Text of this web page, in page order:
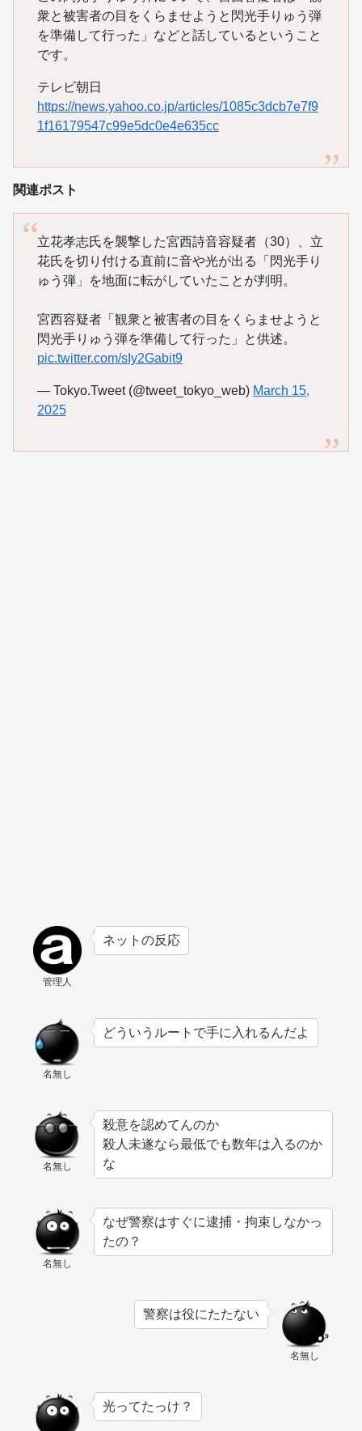
衆と被害者の目をくらませようと閃光手りゅう弾
を準備して行った」などと話しているということ
です。
テレビ朝日
https://news.yahoo.co.jp/articles/1085c3dcb7e7f9
1f16179547c99e5dc0e4e635cc
関連ポスト
立花孝志氏を襲撃した宮西詩音容疑者（30）、立
花氏を切り付ける直前に音や光が出る「閃光手り
ゅう弾」を地面に転がしていたことが判明。
宮西容疑者「観衆と被害者の目をくらませようと
閃光手りゅう弾を準備して行った」と供述。
pic.twitter.com/sIy2Gabit9
— Tokyo.Tweet (@tweet_tokyo_web) March 15,
2025
管理人
ネットの反応
名無し
どういうルートで手に入れるんだよ
名無し
殺意を認めてんのか
殺人未遂なら最低でも数年は入るのか
な
名無し
なぜ警察はすぐに逮捕・拘束しなかっ
たの？
名無し
警察は役にたたない
光ってたっけ？